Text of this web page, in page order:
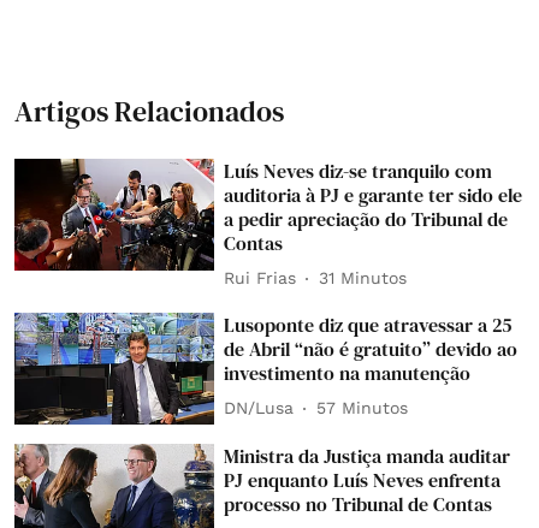
Artigos Relacionados
Luís Neves diz-se tranquilo com
auditoria à PJ e garante ter sido ele
a pedir apreciação do Tribunal de
Contas
Rui Frias 31 Minutos
Lusoponte diz que atravessar a 25
de Abril “não é gratuito” devido ao
investimento na manutenção
DN/Lusa 57 Minutos
Ministra da Justiça manda auditar
PJ enquanto Luís Neves enfrenta
processo no Tribunal de Contas